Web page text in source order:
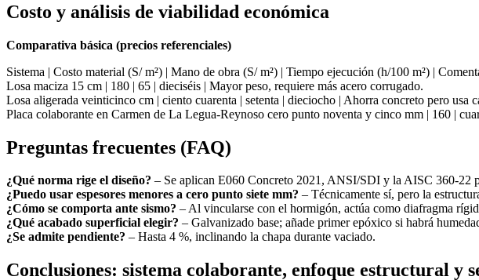
Costo y análisis de viabilidad económica
Comparativa básica (precios referenciales)
Sistema | Costo material (S/ m²) | Mano de obra (S/ m²) | Tiempo ejecución (h/100 m²) |
Losa maciza 15 cm | 180 | 65 | dieciséis | Mayor peso, requiere más acero corrugado.
Losa aligerada veinticinco cm | ciento cuarenta | setenta | dieciocho | Ahorra concreto pero usa
Placa colaborante en Carmen de La Legua-Reynoso cero punto noventa y cinco mm | 160 |
Preguntas frecuentes (FAQ)
¿Qué norma rige el diseño? – Se aplican E060 Concreto 2021, ANSI/SDI y la AISC 360‑22
¿Puedo usar espesores menores a cero punto siete mm? – Técnicamente sí, pero la
¿Cómo se comporta ante sismo? – Al vincularse con el hormigón, actúa como diafragma
¿Qué acabado superficial elegir? – Galvanizado base; añade primer epóxico si habrá
¿Se admite pendiente? – Hasta 4 %, inclinando la chapa durante vaciado.
Conclusiones: sistema colaborante, enfoque estructural y